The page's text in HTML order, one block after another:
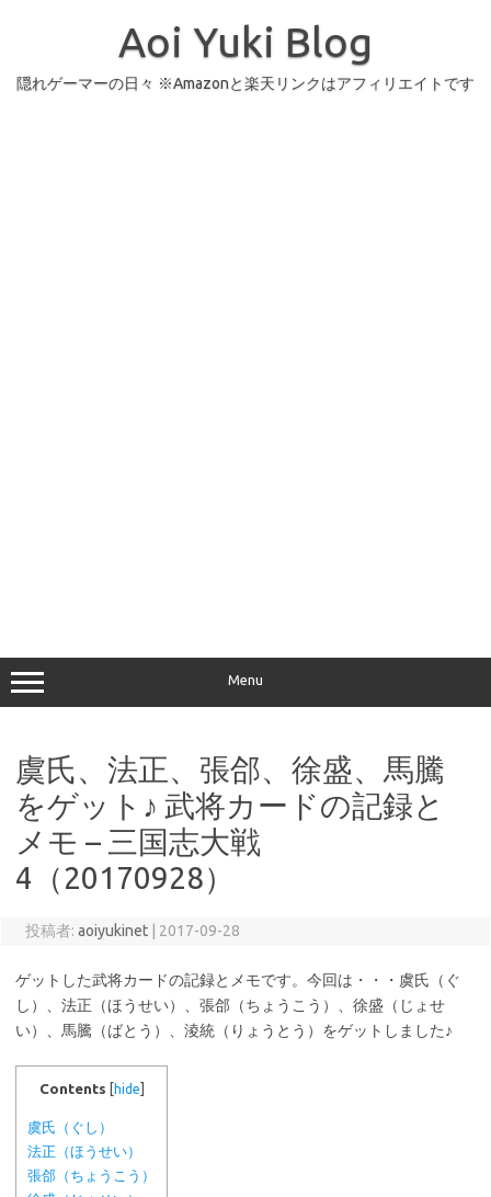
Aoi Yuki Blog
隠れゲーマーの日々 ※Amazonと楽天リンクはアフィリエイトです
Menu
虞氏、法正、張郃、徐盛、馬騰
をゲット♪ 武将カードの記録と
メモ – 三国志大戦
4（20170928）
投稿者: aoiyukinet 2017-09-28
ゲットした武将カードの記録とメモです。今回は・・・虞氏（ぐ
し）、法正（ほうせい）、張郃（ちょうこう）、徐盛（じょせ
い）、馬騰（ばとう）、淩統（りょうとう）をゲットしました♪
Contents [ hide
虞氏（ぐし）
法正（ほうせい）
張郃（ちょうこう）